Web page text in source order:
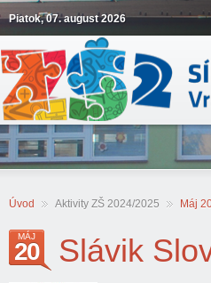
Piatok, 07. august 2026
Úvod Aktivity ZŠ 2024/2025 Máj
MÁJ
20 Slávik